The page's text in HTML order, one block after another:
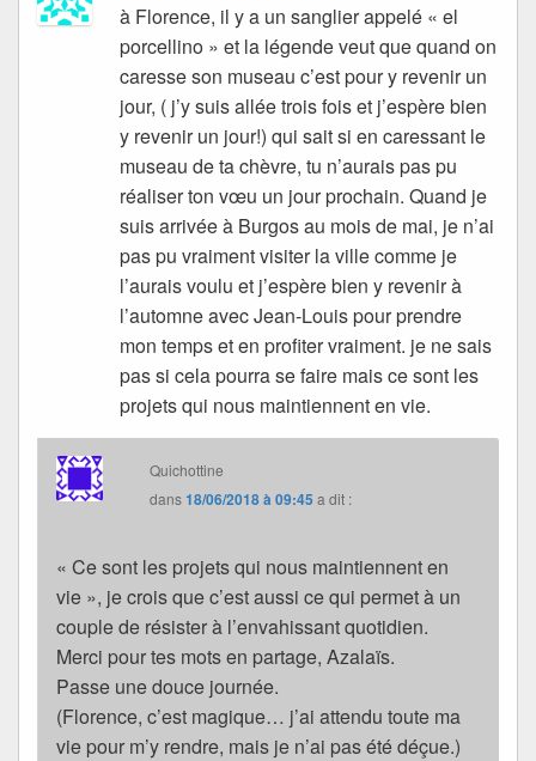
à Florence, il y a un sanglier appelé « el
porcellino » et la légende veut que quand on
caresse son museau c’est pour y revenir un
jour, ( j’y suis allée trois fois et j’espère bien
y revenir un jour!) qui sait si en caressant le
museau de ta chèvre, tu n’aurais pas pu
réaliser ton vœu un jour prochain. Quand je
suis arrivée à Burgos au mois de mai, je n’ai
pas pu vraiment visiter la ville comme je
l’aurais voulu et j’espère bien y revenir à
l’automne avec Jean-Louis pour prendre
mon temps et en profiter vraiment. je ne sais
pas si cela pourra se faire mais ce sont les
projets qui nous maintiennent en vie.
Quichottine
dans18/06/2018 à 09:45 a dit :
« Ce sont les projets qui nous maintiennent en
vie », je crois que c’est aussi ce qui permet à un
couple de résister à l’envahissant quotidien.
Merci pour tes mots en partage, Azalaïs.
Passe une douce journée.
(Florence, c’est magique… j’ai attendu toute ma
vie pour m’y rendre, mais je n’ai pas été déçue.)